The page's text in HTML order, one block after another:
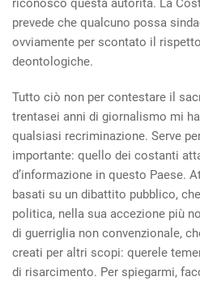
riconosco questa autorità. La
prevede che qualcuno possa
ovviamente per scontato il
deontologiche.
Tutto ciò non per contestare il
trentasei anni di giornalismo mi
qualsiasi recriminazione. Serve
importante: quello dei costanti
d’informazione in questo Paese.
basati su un dibattito pubblico,
politica, nella sua accezione più
di guerriglia non convenzionale,
creati per altri scopi: querele
di risarcimento. Per spiegarmi,